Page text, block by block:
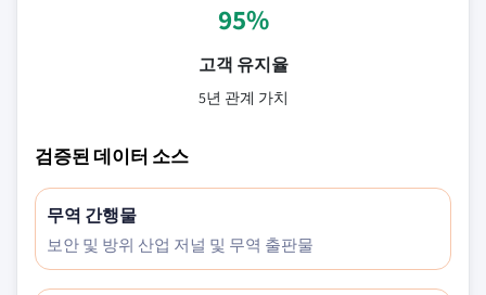
95%
고객 유지율
5년 관계 가치
검증된 데이터 소스
무역 간행물
보안 및 방위 산업 저널 및 무역 출판물